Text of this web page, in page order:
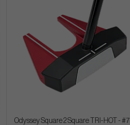
Odyssey Square 2 Square TRI-HOT - #7